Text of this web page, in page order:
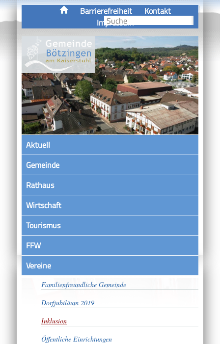
Barrierefreiheit
Kontakt
Impressum
Aktuell
Gemeinde
Rathaus
Wirtschaft
Tourismus
FFW
VereineBürgerschaftliches Engagement
Familienfreundliche Gemeinde
Dorfjubiläum 2019
Inklusion
Öffentliche Einrichtungen